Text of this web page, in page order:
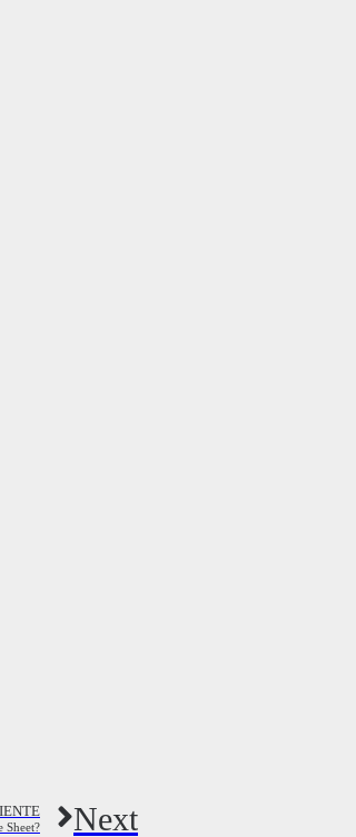
Sheet? Next